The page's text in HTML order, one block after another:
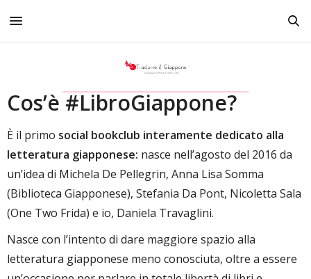
Cos’è #LibroGiappone?
È il primo social bookclub interamente dedicato alla
letteratura giapponese: nasce nell’agosto del 2016 da
un’idea di Michela De Pellegrin, Anna Lisa Somma
(Biblioteca Giapponese), Stefania Da Pont, Nicoletta Sala
(One Two Frida) e io, Daniela Travaglini.
Nasce con l’intento di dare maggiore spazio alla
letteratura giapponese meno conosciuta, oltre a essere